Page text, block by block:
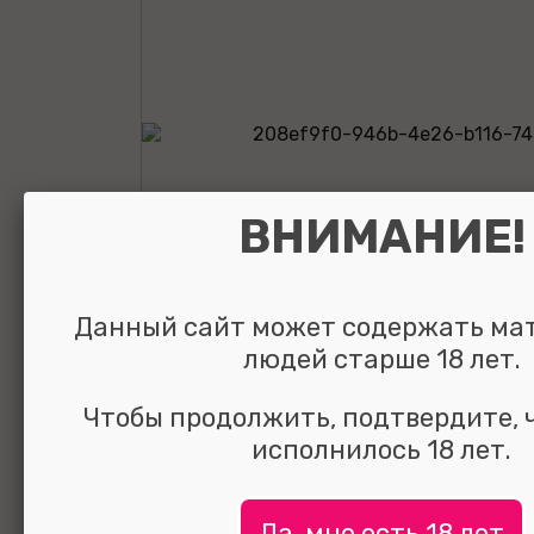
Анальная
кристаллом
ВНИМАНИЕ!
Данный сайт может содержать
людей старше 18 лет.
Чтобы продолжить, подтвердите,
исполнилось 18 лет.